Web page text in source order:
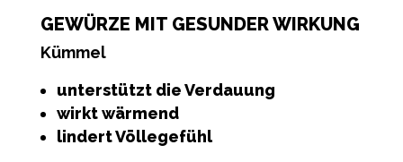
GEWÜRZE MIT GESUNDER WIRKUNG
Kümmel
unterstützt die Verdauung
wirkt wärmend
lindert Völlegefühl